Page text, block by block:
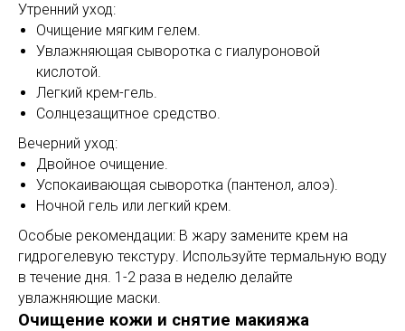
Утренний уход:
Очищение мягким гелем.
Увлажняющая сыворотка с гиалуроновой
кислотой.
Легкий крем-гель.
Солнцезащитное средство.
Вечерний уход:
Двойное очищение.
Успокаивающая сыворотка (пантенол, алоэ).
Ночной гель или легкий крем.
Особые рекомендации: В жару замените крем на
гидрогелевую текстуру. Используйте термальную воду
в течение дня. 1-2 раза в неделю делайте
увлажняющие маски.
Очищение кожи и снятие макияжа